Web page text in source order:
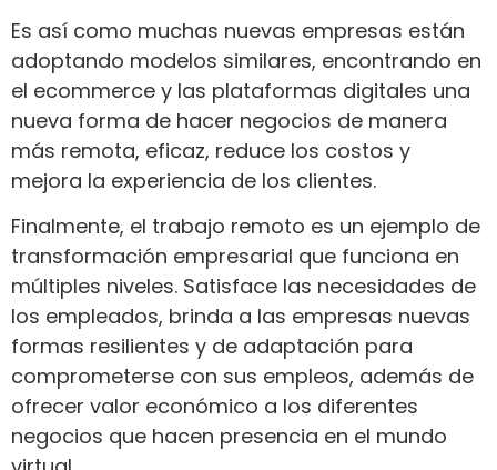
Es así como muchas nuevas empresas están
adoptando modelos similares, encontrando en
el ecommerce y las plataformas digitales una
nueva forma de hacer negocios de manera
más remota, eficaz, reduce los costos y
mejora la experiencia de los clientes.
Finalmente, el trabajo remoto es un ejemplo de
transformación empresarial que funciona en
múltiples niveles. Satisface las necesidades de
los empleados, brinda a las empresas nuevas
formas resilientes y de adaptación para
comprometerse con sus empleos, además de
ofrecer valor económico a los diferentes
negocios que hacen presencia en el mundo